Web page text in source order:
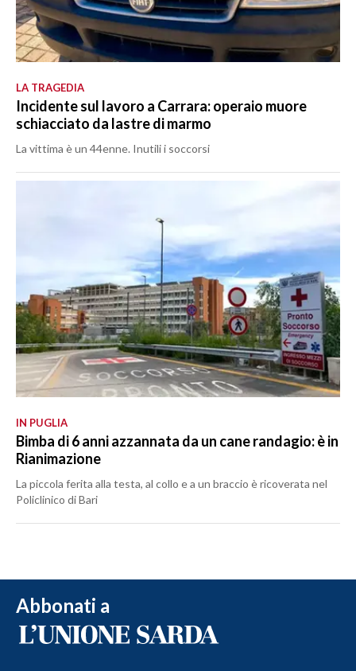
LA TRAGEDIA
Incidente sul lavoro a Carrara: operaio muore
schiacciato da lastre di marmo
La vittima è un 44enne. Inutili i soccorsi
IN PUGLIA
Bimba di 6 anni azzannata da un cane randagio: è in
Rianimazione
La piccola ferita alla testa, al collo e a un braccio è ricoverata nel
Policlinico di Bari
Abbonati a